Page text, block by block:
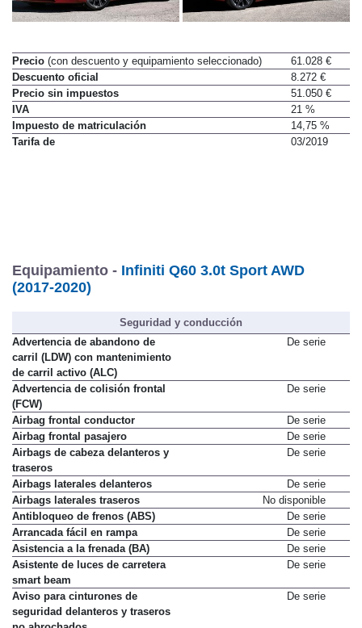
Precio (con descuento y equipamiento seleccionado)
61.028 €
Descuento oficial
8.272 €
Precio sin impuestos
51.050 €
IVA
21 %
Impuesto de matriculación
14,75 %
Tarifa de
03/2019
Equipamiento - Infiniti Q60 3.0t Sport AWD
(2017-2020)
Seguridad y conducción
Advertencia de abandono de
carril (LDW) con mantenimiento
de carril activo (ALC)
De serie
Advertencia de colisión frontal
(FCW)
De serie
Airbag frontal conductor
De serie
Airbag frontal pasajero
De serie
Airbags de cabeza delanteros y
traseros
De serie
Airbags laterales delanteros
De serie
Airbags laterales traseros
No disponible
Antibloqueo de frenos (ABS)
De serie
Arrancada fácil en rampa
De serie
Asistencia a la frenada (BA)
De serie
Asistente de luces de carretera
smart beam
De serie
Aviso para cinturones de
seguridad delanteros y traseros
De serie